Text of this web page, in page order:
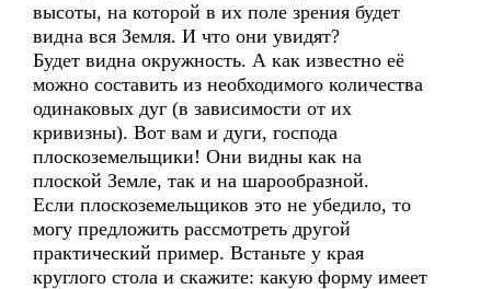
высоты, на которой в их поле зрения будет
видна вся Земля. И что они увидят?
Будет видна окружность. А как известно её
можно составить из необходимого количества
одинаковых дуг (в зависимости от их
кривизны). Вот вам и дуги, господа
плоскоземельщики! Они видны как на
плоской Земле, так и на шарообразной.
Если плоскоземельщиков это не убедило, то
могу предложить рассмотреть другой
практический пример. Встаньте у края
круглого стола и скажите: какую форму имеет